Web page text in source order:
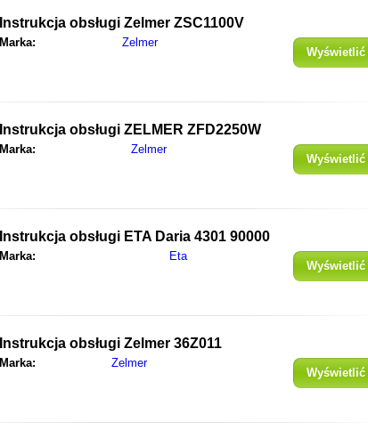
Instrukcja obsługi Zelmer ZSC1100V
Marka: Zelmer
Instrukcja obsługi ZELMER ZFD2250W
Marka: Zelmer
Instrukcja obsługi ETA Daria 4301 90000
Marka: Eta
Instrukcja obsługi Zelmer 36Z011
Marka: Zelmer